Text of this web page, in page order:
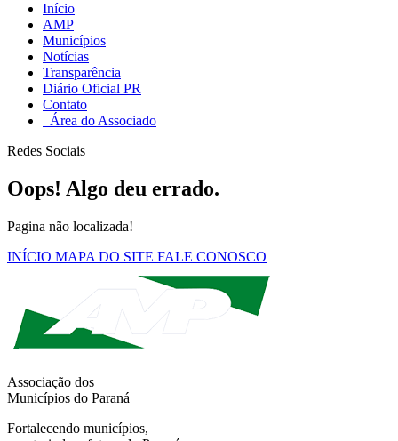
Início
AMP
Municípios
Notícias
Transparência
Diário Oficial PR
Contato
Área do Associado
Redes Sociais
Oops! Algo deu errado.
Pagina não localizada!
INÍCIO MAPA DO SITE FALE CONOSCO
Associação dos
Municípios do Paraná
Fortalecendo municípios,